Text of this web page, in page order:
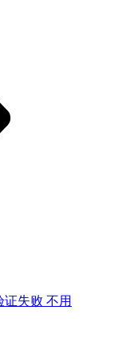
证失败 不用